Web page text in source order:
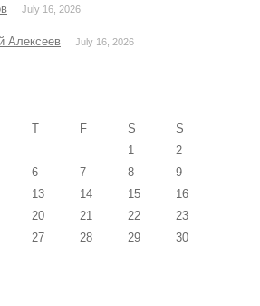
July 16, 2026
Алексеев July 16, 2026
T F S S
1
2
6 7 8
9
13 14 15
16
20 21 22
23
27 28 29
30